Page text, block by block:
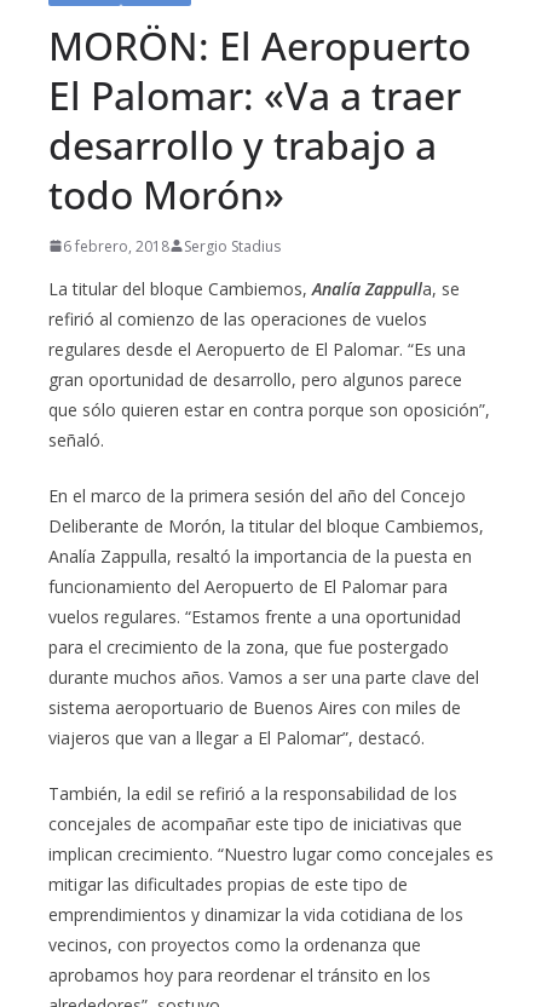
MORÖN: El Aeropuerto
El Palomar: «Va a traer
desarrollo y trabajo a
todo Morón»
6 febrero, 2018 Sergio Stadius
La titular del bloque Cambiemos, Analía Zappulla, se
refirió al comienzo de las operaciones de vuelos
regulares desde el Aeropuerto de El Palomar. “Es una
gran oportunidad de desarrollo, pero algunos parece
que sólo quieren estar en contra porque son oposición”,
señaló.
En el marco de la primera sesión del año del Concejo
Deliberante de Morón, la titular del bloque Cambiemos,
Analía Zappulla, resaltó la importancia de la puesta en
funcionamiento del Aeropuerto de El Palomar para
vuelos regulares. “Estamos frente a una oportunidad
para el crecimiento de la zona, que fue postergado
durante muchos años. Vamos a ser una parte clave del
sistema aeroportuario de Buenos Aires con miles de
viajeros que van a llegar a El Palomar”, destacó.
También, la edil se refirió a la responsabilidad de los
concejales de acompañar este tipo de iniciativas que
implican crecimiento. “Nuestro lugar como concejales es
mitigar las dificultades propias de este tipo de
emprendimientos y dinamizar la vida cotidiana de los
vecinos, con proyectos como la ordenanza que
aprobamos hoy para reordenar el tránsito en los